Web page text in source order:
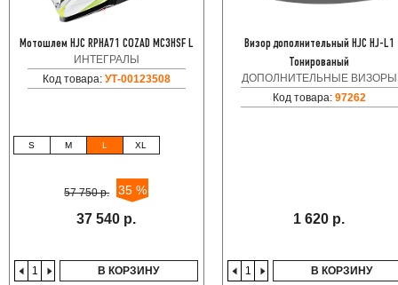
Мотошлем HJC RPHA71 COZAD MC3HSF L
ИНТЕГРАЛЫ
Код товара: УТ-00123508
S M L XL
57 750 р. 35 %
37 540 р.
В КОРЗИНУ
Визор дополнительный HJC HJ-L1
Тонированый
ДОПОЛНИТЕЛЬНЫЕ ВИЗОРЫ
Код товара: 97262
1 620 р.
В КОРЗИНУ